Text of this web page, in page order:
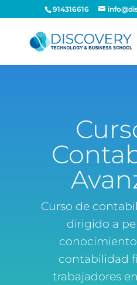
914316616
Curso de
dirigido a
contabilidad
trabajadores